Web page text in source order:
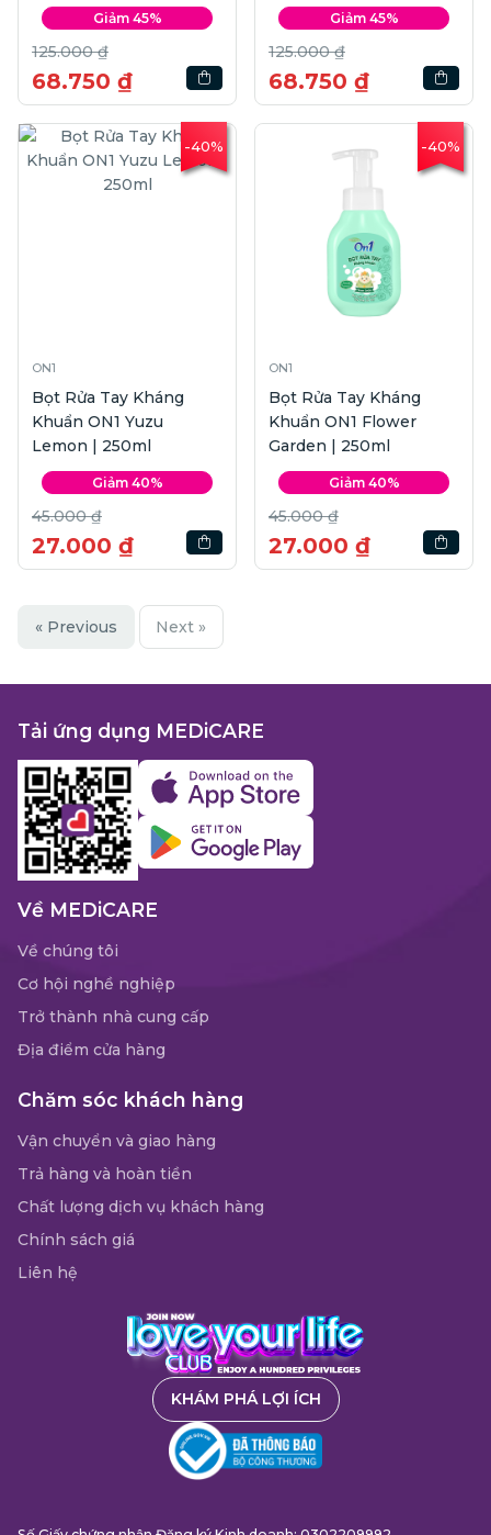
Giảm 45%
125.000 ₫
68.750 ₫
Giảm 45%
125.000 ₫
68.750 ₫
-40%
ON1
Bọt Rửa Tay Kháng
Khuẩn ON1 Yuzu
Lemon | 250ml
Giảm 40%
45.000 ₫
27.000 ₫
-40%
ON1
Bọt Rửa Tay Kháng
Khuẩn ON1 Flower
Garden | 250ml
Giảm 40%
45.000 ₫
27.000 ₫
« Previous Next »
Tải ứng dụng MEDiCARE
Về MEDiCARE
Về chúng tôi
Cơ hội nghề nghiệp
Trở thành nhà cung cấp
Địa điểm cửa hàng
Chăm sóc khách hàng
Vận chuyển và giao hàng
Trả hàng và hoàn tiền
Chất lượng dịch vụ khách hàng
Chính sách giá
Liên hệ
KHÁM PHÁ LỢI ÍCH